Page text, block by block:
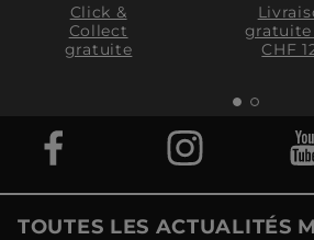
Click &
Collect
gratuite
gratuite
CHF
TOUTES LES ACTUALITÉS